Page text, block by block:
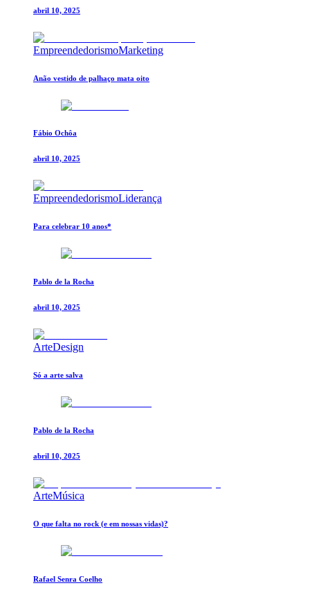
abril 10, 2025
EmpreendedorismoMarketing
Anão vestido de palhaço mata oito
Fábio Ochôa
abril 10, 2025
EmpreendedorismoLiderança
Para celebrar 10 anos*
Pablo de la Rocha
abril 10, 2025
ArteDesign
Só a arte salva
Pablo de la Rocha
abril 10, 2025
ArteMúsica
O que falta no rock (e em nossas vidas)?
Rafael Senra Coelho